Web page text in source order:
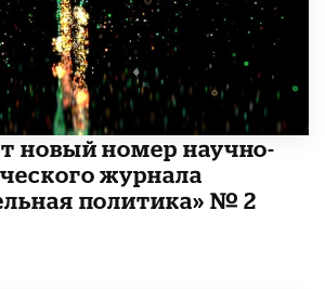
новый номер научно-
журнала
политика» № 2